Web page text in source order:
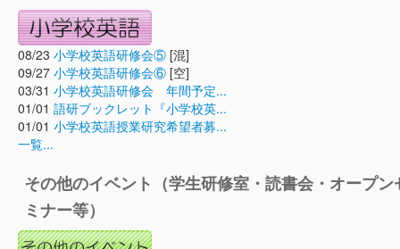
08/23 小学校英語研修会⑤ [混]
09/27 小学校英語研修会⑥ [空]
03/31 小学校英語研修会 年間予定...
01/01 語研ブックレット『小学校英...
01/01 小学校英語授業研究希望者募...
一覧...
その他のイベント（学生研修室・読書会・オープン
ミナー等）